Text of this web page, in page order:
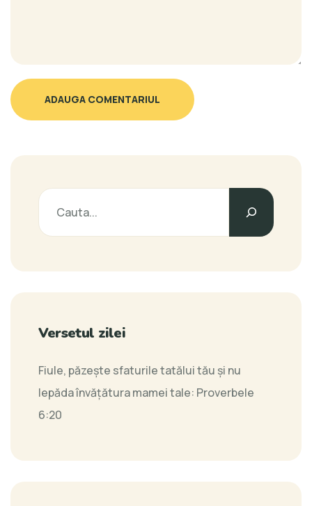
ADAUGA COMENTARIUL
Versetul zilei
Fiule, păzeşte sfaturile tatălui tău şi nu
lepăda învăţătura mamei tale: Proverbele
6:20